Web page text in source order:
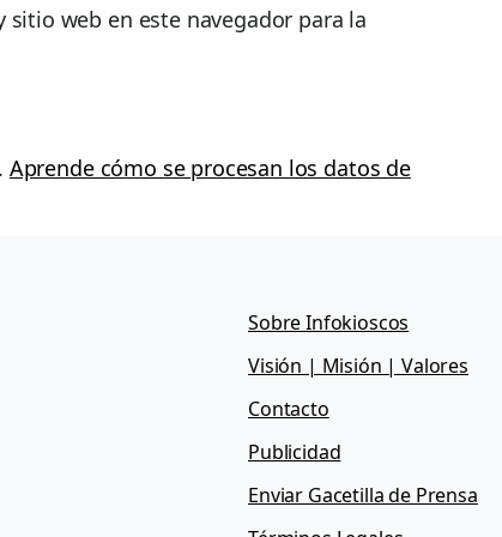
web en este navegador para la
Aprende cómo se procesan los datos de
Sobre Infokioscos
Visión | Misión | Valores
Contacto
Publicidad
Enviar Gacetilla de Prensa